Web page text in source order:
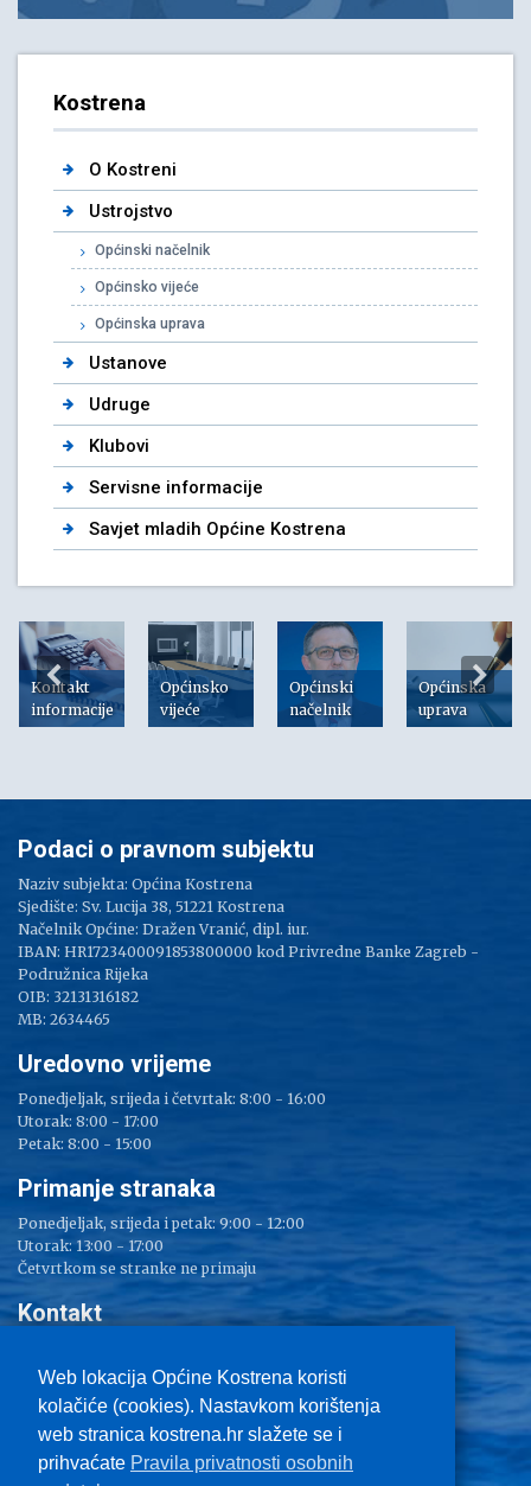
Kostrena
O Kostreni
Ustrojstvo
Općinski načelnik
Općinsko vijeće
Općinska uprava
Ustanove
Udruge
Klubovi
Servisne informacije
Savjet mladih Općine Kostrena
Kontakt
informacije
Općinsko
vijeće
Općinski
načelnik
Općinska
uprava
Web lokacija Općine Kostrena koristi
kolačiće (cookies). Nastavkom korištenja
web stranica kostrena.hr slažete se i
prihvaćate Pravila privatnosti osobnih
Podaci o pravnom subjektu
Naziv subjekta: Općina Kostrena
Sjedište: Sv. Lucija 38, 51221 Kostrena
Načelnik Općine: Dražen Vranić, dipl. iur.
IBAN: HR1723400091853800000 kod Privredne Banke Zagreb -
Podružnica Rijeka
OIB: 32131316182
MB: 2634465
Uredovno vrijeme
Ponedjeljak, srijeda i četvrtak: 8:00 - 16:00
Utorak: 8:00 - 17:00
Petak: 8:00 - 15:00
Primanje stranaka
Ponedjeljak, srijeda i petak: 9:00 - 12:00
Utorak: 13:00 - 17:00
Četvrtkom se stranke ne primaju
Kontakt
Tel: 051/ 209 000
Fax: 051/ 289 400
E-mail:kostrena@kostrena.hr
Kontakt informacije
Uvjeti korištenja